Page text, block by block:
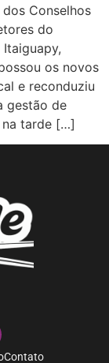
Conselhos
do
os novos
e reconduziu
gestão de
na tarde […]
Contato